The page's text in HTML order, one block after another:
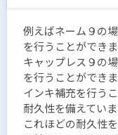
例えばネーム９の
を行うことができま
キャップレス９の
を行うことができま
インキ補充を行う
耐久性を備えていま
これほどの耐久性